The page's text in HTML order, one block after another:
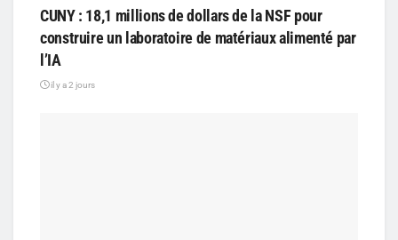
CUNY : 18,1 millions de dollars de la NSF pour
construire un laboratoire de matériaux alimenté par
l’IA
il y a 2 jours